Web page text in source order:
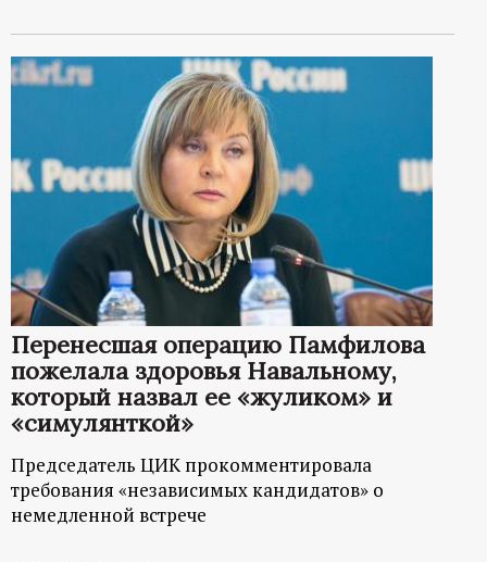
Перенесшая операцию Памфилова
пожелала здоровья Навальному,
который назвал ее «жуликом» и
«симулянткой»
Председатель ЦИК прокомментировала
требования «независимых кандидатов» о
немедленной встрече